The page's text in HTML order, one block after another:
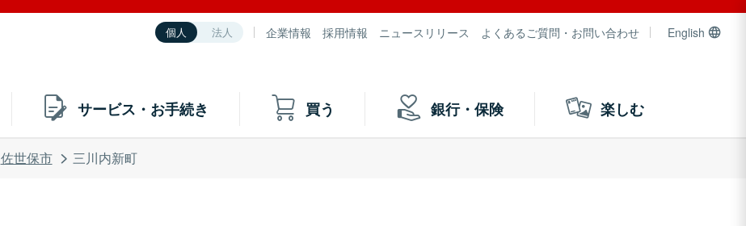
個人 法人 企業情報 採用情報 ニュースリリース よくあるご質問・お問い合わせ English
サービス・お手続き 買う 銀行・保険 楽しむ
佐世保市 三川内新町